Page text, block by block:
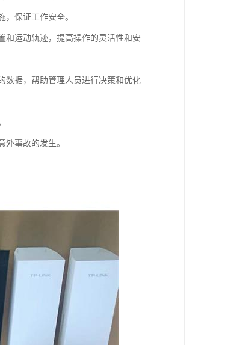
保证工作安全。
和运动轨迹，提高操作的灵活性和安
数据，帮助管理人员进行决策和优化
事故的发生。